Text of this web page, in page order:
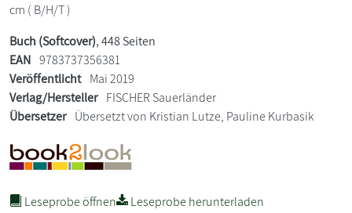
cm ( B/H/T )
Buch (Softcover), 448 Seiten
EAN 9783737356381
Veröffentlicht Mai 2019
Verlag/Hersteller FISCHER Sauerländer
Übersetzer Übersetzt von Kristian Lutze, Pauline Kurbasik
Leseprobe öffnen
Leseprobe herunterladen